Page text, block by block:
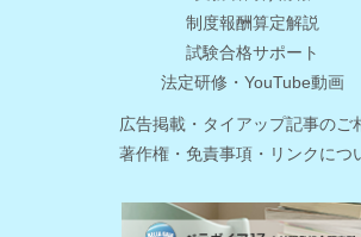
制度報酬算定解説
試験合格サポート
法定研修・YouTube動画
広告掲載・タイアップ記事のご
著作権・免責事項・リンクにつ